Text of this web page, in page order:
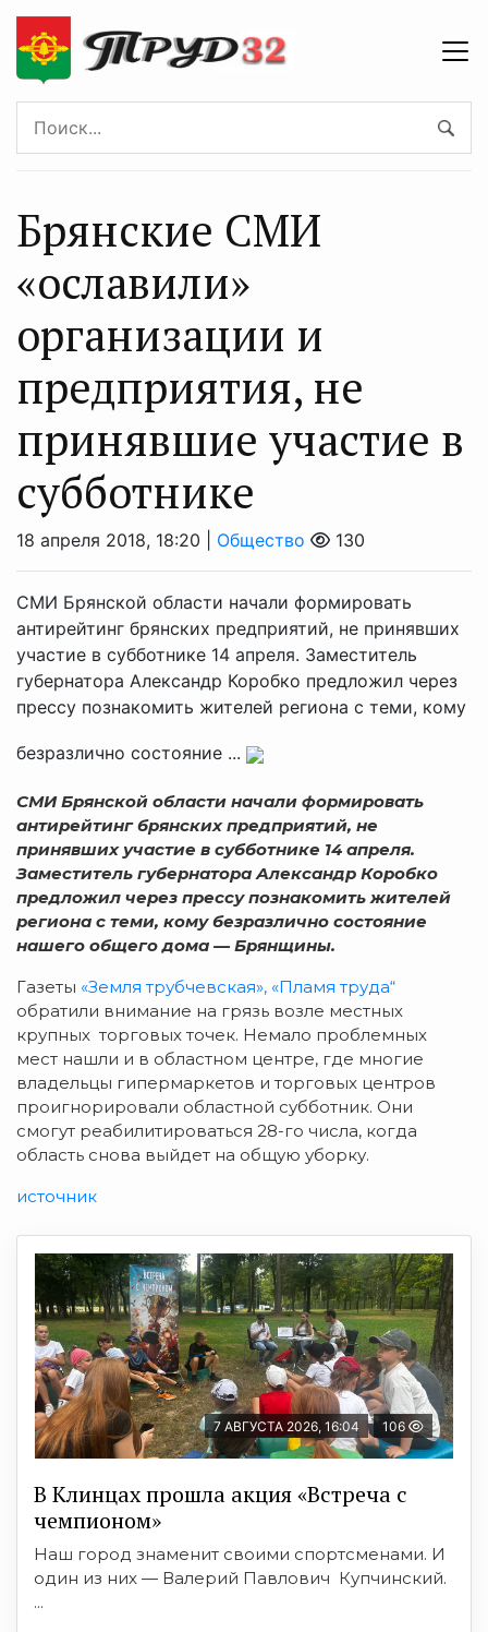
Брянские СМИ
«ославили»
организации и
предприятия, не
принявшие участие в
субботнике
18 апреля 2018, 18:20 | Общество 130
СМИ Брянской области начали формировать
антирейтинг брянских предприятий, не принявших
участие в субботнике 14 апреля. Заместитель
губернатора Александр Коробко предложил через
прессу познакомить жителей региона с теми, кому
безразлично состояние ...
СМИ Брянской области начали формировать
антирейтинг брянских предприятий, не
принявших участие в субботнике 14 апреля.
Заместитель губернатора Александр Коробко
предложил через прессу познакомить жителей
региона с теми, кому безразлично состояние
нашего общего дома — Брянщины.
Газеты «Земля трубчевская», «Пламя труда“
обратили внимание на грязь возле местных
крупных торговых точек. Немало проблемных
мест нашли и в областном центре, где многие
владельцы гипермаркетов и торговых центров
проигнорировали областной субботник. Они
смогут реабилитироваться 28-го числа, когда
область снова выйдет на общую уборку.
источник
7 АВГУСТА 2026, 16:04 106
В Клинцах прошла акция «Встреча с
чемпионом»
Наш город знаменит своими спортсменами. И
один из них — Валерий Павлович Купчинский.
...